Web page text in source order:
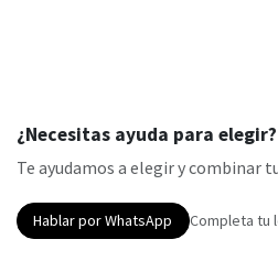
¿Necesitas ayuda para elegir?
Te ayudamos a elegir y combinar
Hablar por WhatsApp Completa tu